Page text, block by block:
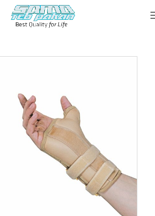
مچ شست بند آتل دار